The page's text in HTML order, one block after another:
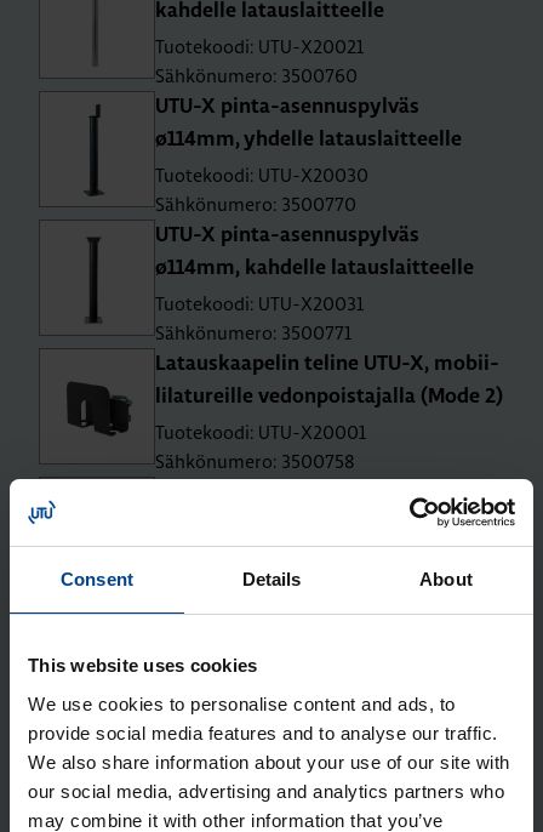
Consent Details About
This website uses cookies
We use cookies to personalise content and ads, to
provide social media features and to analyse our traffic.
We also share information about your use of our site with
our social media, advertising and analytics partners who
may combine it with other information that you’ve
kah­del­le la­taus­lait­teel­le
Tuotekoodi: UTU-X20021
Sähkönumero: 3500760
UTU-X pin­ta-asen­nus­pyl­väs
ø114mm, yh­del­le la­taus­lait­teel­le
Tuotekoodi: UTU-X20030
Sähkönumero: 3500770
UTU-X pin­ta-asen­nus­pyl­väs
ø114mm, kah­del­le la­taus­lait­teel­le
Tuotekoodi: UTU-X20031
Sähkönumero: 3500771
La­taus­kaa­pe­lin te­li­ne UTU-X, mo­bii­
li­la­tu­reil­le ve­don­pois­ta­jal­la (Mode 2)
Tuotekoodi: UTU-X20001
Sähkönumero: 3500758
Selät vas­tak­kain -asen­nus­te­li­ne
Sähkönumero: 3436856
Po­let­tia­vain UTU-X -po­let­ti­luk­koi­
Sähkönumero: 3436860
Tuotekoodi: UTU-X10009
Sähkönumero: 3436863